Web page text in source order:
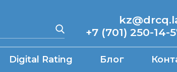
+7 (701) 250-14-
Digital Rating Блог